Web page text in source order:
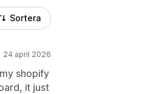
Sortera
24 april 2026
shopify
it just